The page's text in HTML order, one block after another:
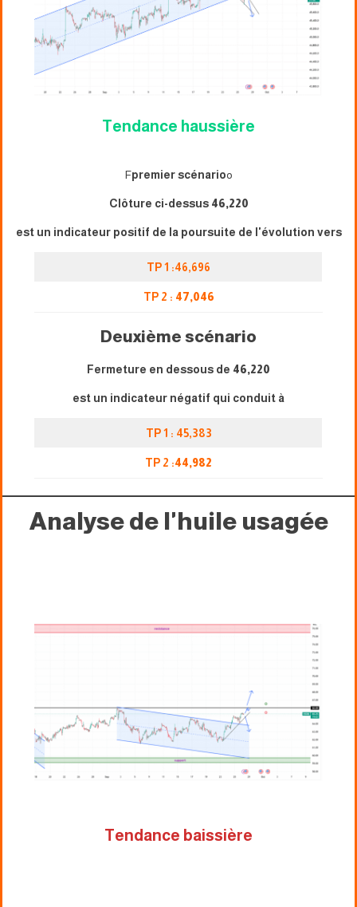
Tendance haussière
Fpremier scénarioo
Clôture ci-dessus 46,220
est un indicateur positif de la poursuite de l'évolution vers
TP 1 :46,696
TP 2 : 47,046
Deuxième scénario
Fermeture en dessous de 46,220
est un indicateur négatif qui conduit à
TP 1 : 45,383
TP 2 :44,982
Analyse de l'huile usagée
Tendance baissière